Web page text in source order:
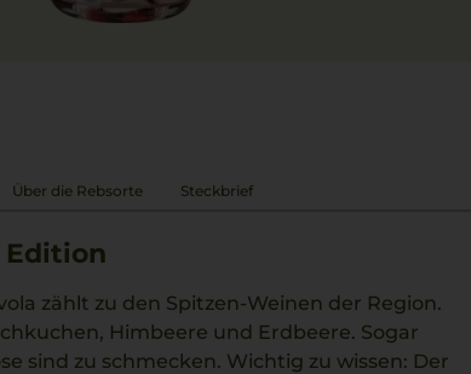
Über die Rebsorte Steckbrief
zählt zu den Spitzen-Weinen der Region.
Himbeere und Erdbeere. Sogar
sind zu schmecken. Wichtig zu wissen: Der